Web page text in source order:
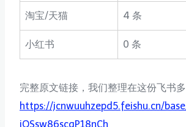
淘宝/天猫 4 条
小红书 0 条
完整原文链接，我们整理在这份飞书多
https://jcnwuuhzepd5.feishu.cn/
iQSsw86scgP18nCh